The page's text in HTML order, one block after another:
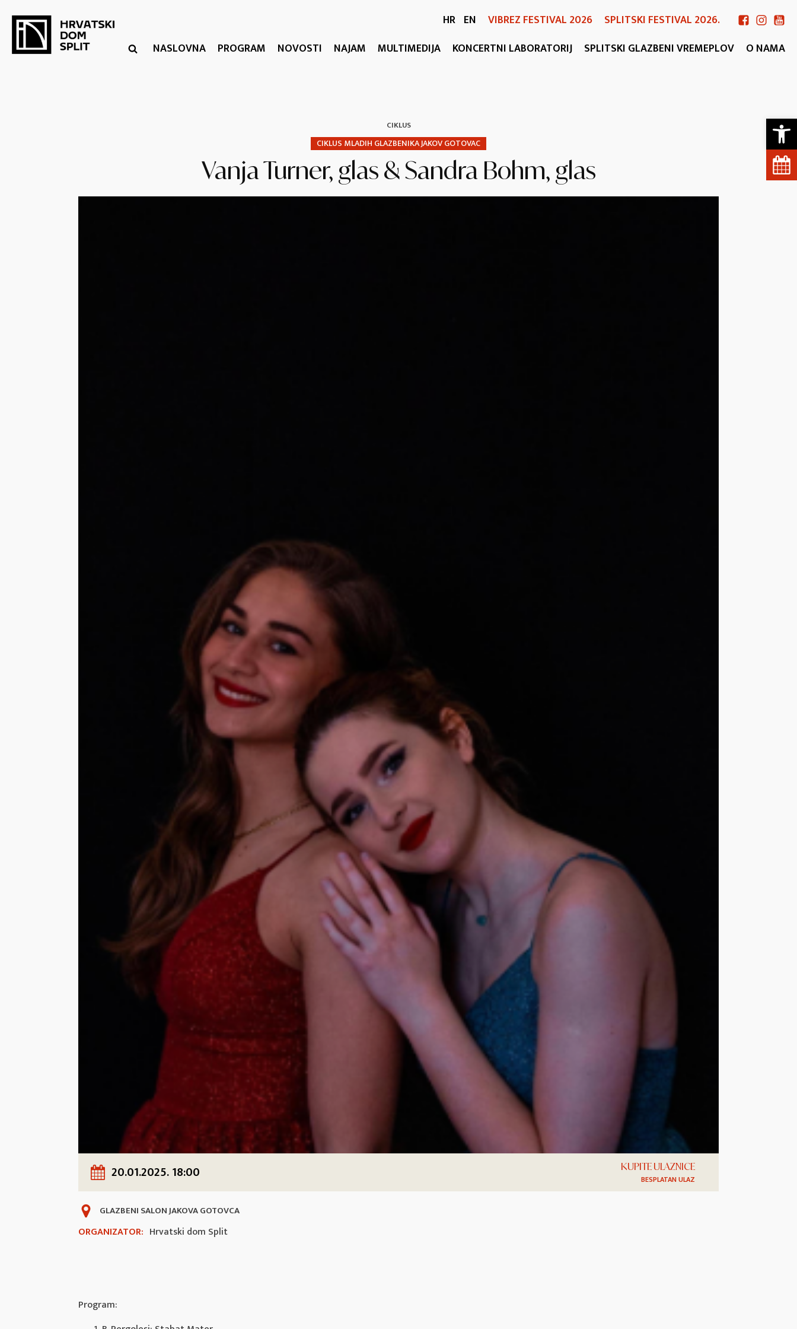
HR EN VIBREZ FESTIVAL 2026
SPLITSKI FESTIVAL 2026.
NASLOVNA
PROGRAM NOVOSTI NAJAM MULTIMEDIJA KONCERTNI LABORATORIJ SPLITSKI GLAZBENI VREMEPLOV O NAMA
CIKLUS
CIKLUS MLADIH GLAZBENIKA JAKOV GOTOVAC
Vanja Turner, glas & Sandra Bohm, glas
20.01.2025. 18:00
KUPITE ULAZNICE
BESPLATAN ULAZ
ORGANIZATOR: Hrvatski dom Split
GLAZBENI SALON JAKOVA GOTOVCA
Program: